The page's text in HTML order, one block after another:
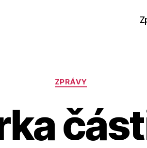
Rubriky
ZPRÁVY